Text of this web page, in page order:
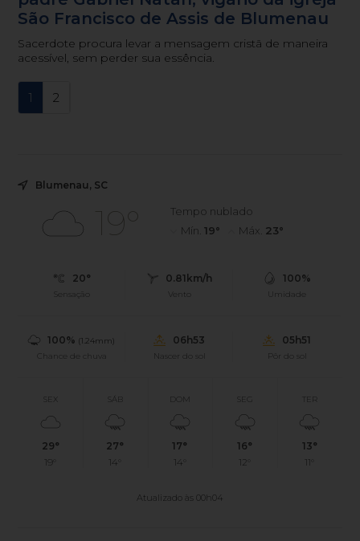
São Francisco de Assis de Blumenau
Sacerdote procura levar a mensagem cristã de maneira
acessível, sem perder sua essência.
1 2
Blumenau, SC
19°
Tempo nublado
Mín. 19° Máx. 23°
20°
Sensação
0.81km/h
Vento
100%
Umidade
100% (1.24mm)
Chance de chuva
06h53
Nascer do sol
05h51
Pôr do sol
SEX
29°
19°
SÁB
27°
14°
DOM
17°
14°
SEG
16°
12°
TER
13°
11°
Atualizado às 00h04